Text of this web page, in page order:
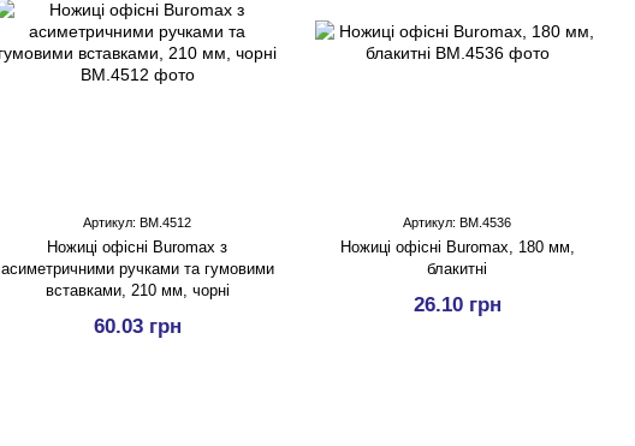
Артикул: BM.4512
Ножиці офісні Buromax з
асиметричними ручками та гумовими
вставками, 210 мм, чорні
60.03 грн
Артикул: BM.4536
Ножицi офісні Buromax, 180 мм,
блакитні
26.10 грн